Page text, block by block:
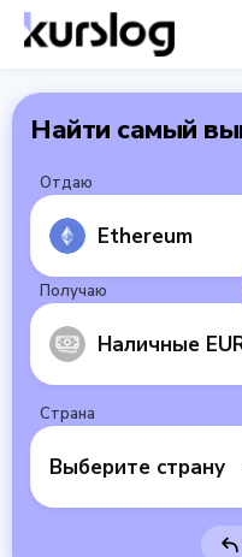
Найти самый
Отдаю
Ethereum
Получаю
Наличные
Страна
Выберите страну